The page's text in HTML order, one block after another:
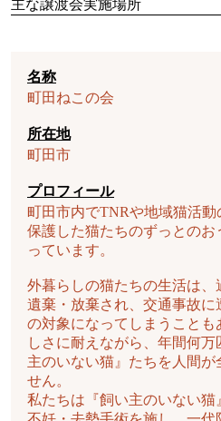
主な譲渡会実施場所
名称
町田ねこの会
所在地
町田市
プロフィール
町田市内でTNRや地域猫活
保護した猫たちのずっとの
っています。
外暮らしの猫たちの生活は
遺棄・放棄され、交通事故
の対象になってしまうこと
しさに耐えながら、年間何
主のいない猫』たちを人間が
せん。
私たちは『飼い主のいない猫